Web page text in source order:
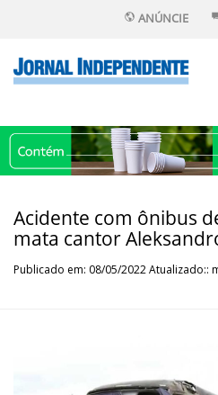
ANÚNCIE
Acidente com ônibus
mata cantor
Publicado em: 08/05/2022 Atualizado::